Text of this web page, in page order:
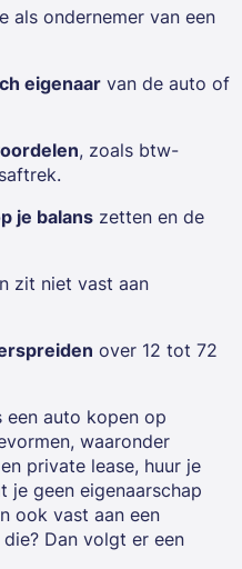
als ondernemer van een
eigenaar van de auto of
, zoals btw-
je balans zetten en de
zit niet vast aan
over 12 tot 72
een auto kopen op
waaronder
private lease, huur je
geen eigenaarschap
ook vast aan een
Dan volgt er een